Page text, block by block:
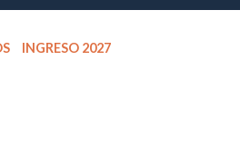
INGRESO 2027